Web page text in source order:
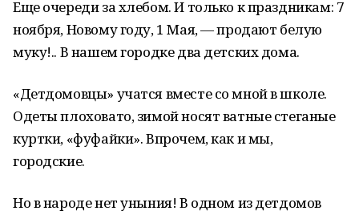
Еще очереди за хлебом. И только к праздникам: 7
ноября, Новому году, 1 Мая, — продают белую
муку!.. В нашем городке два детских дома.
«Детдомовцы» учатся вместе со мной в школе.
Одеты плоховато, зимой носят ватные стеганые
куртки, «фуфайки». Впрочем, как и мы,
городские.
Но в народе нет уныния! В одном из детдомов